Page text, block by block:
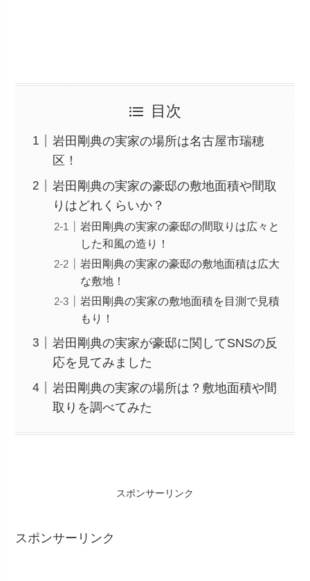
目次
岩田剛典の実家の場所は名古屋市瑞穂
区！
岩田剛典の実家の豪邸の敷地面積や間取
りはどれくらいか？
岩田剛典の実家の豪邸の間取りは広々と
した和風の造り！
岩田剛典の実家の豪邸の敷地面積は広大
な敷地！
岩田剛典の実家の敷地面積を目測で見積
もり！
岩田剛典の実家が豪邸に関してSNSの反
応を見てみました
岩田剛典の実家の場所は？敷地面積や間
取りを調べてみた
スポンサーリンク
スポンサーリンク